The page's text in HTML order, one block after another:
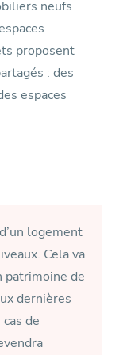
neufs
proposent
: des
espaces
logement
Cela va
patrimoine de
dernières
de